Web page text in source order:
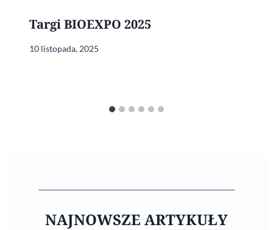
Targi BIOEXPO 2025
10 listopada, 2025
NAJNOWSZE ARTYKUŁY